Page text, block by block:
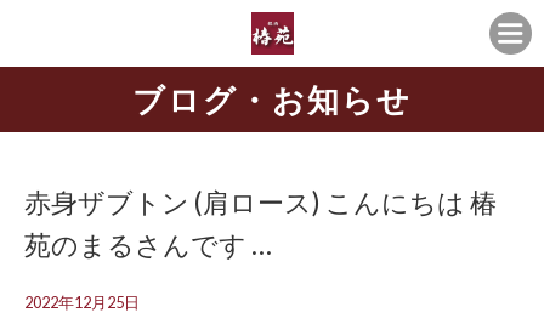
ブログ・お知らせ
赤身ザブトン (肩ロース) こんにちは 椿
苑のまるさんです …
2022年12月25日